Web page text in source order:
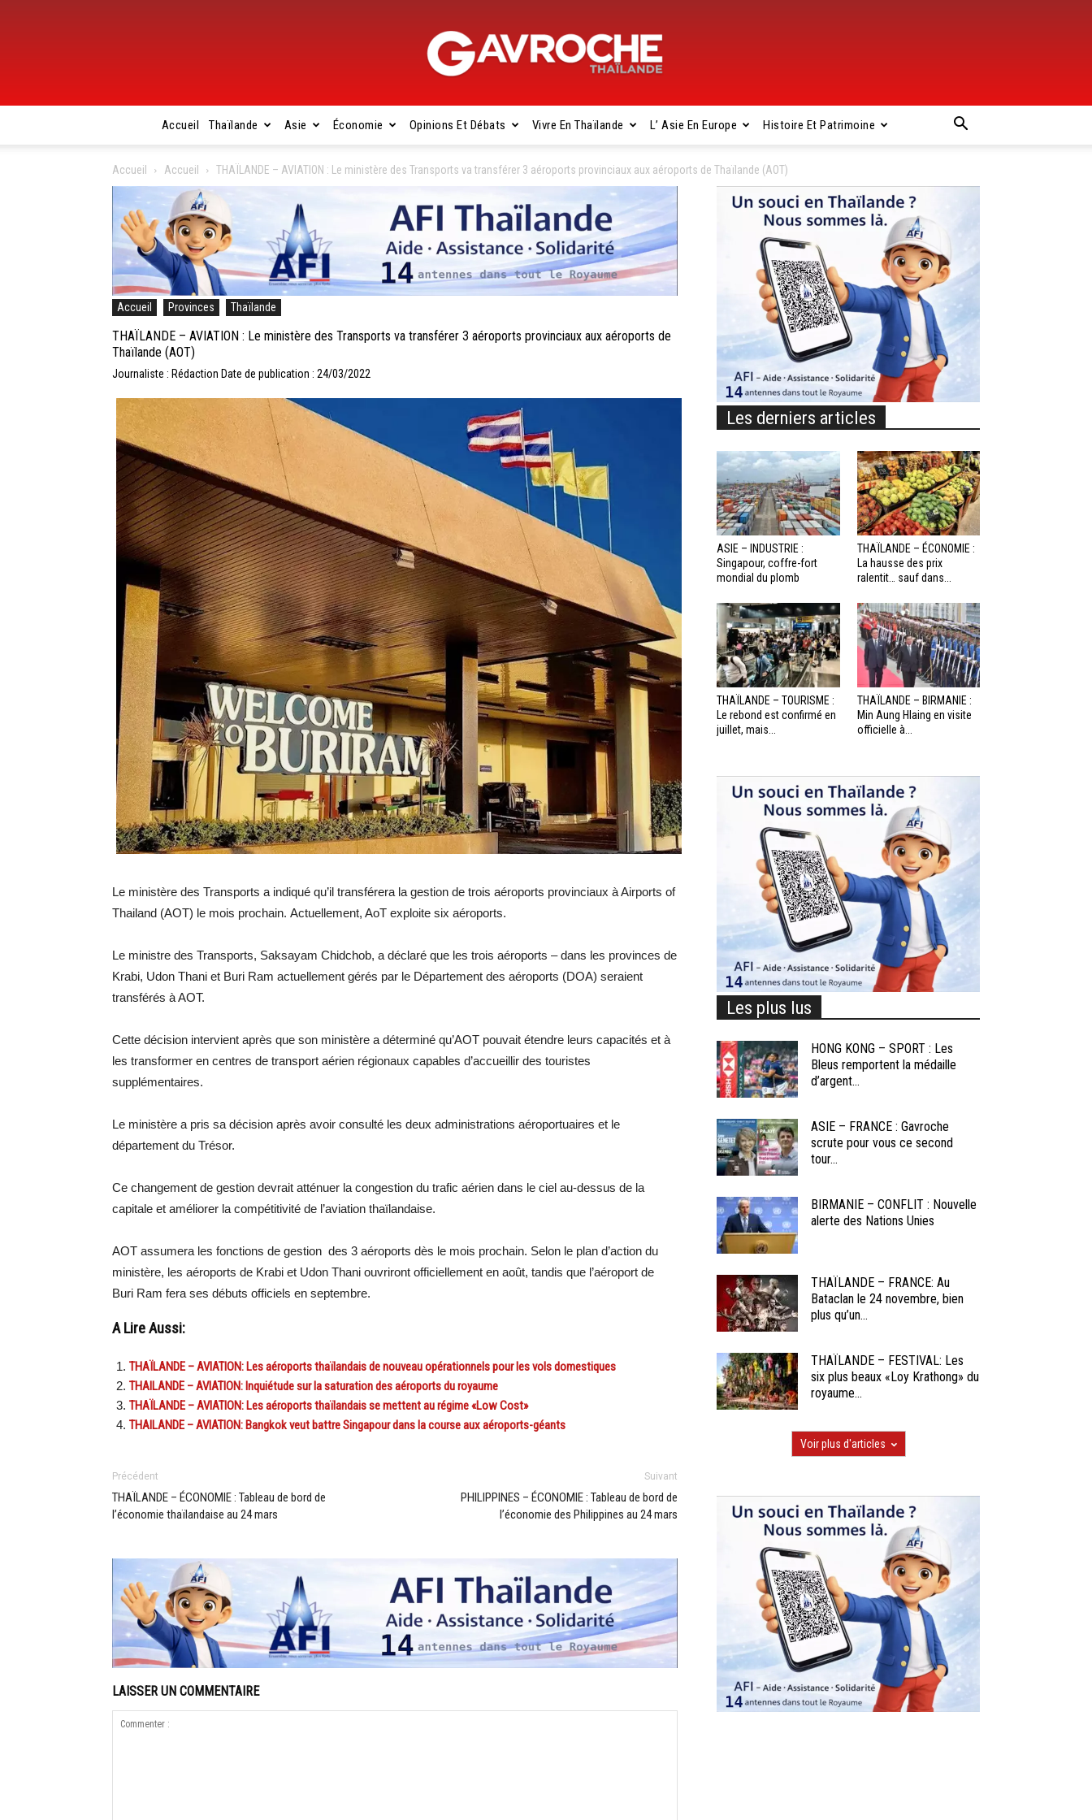
Gavroche
Thaïlande
Accueil Thaïlande Asie Économie Opinions Et Débats Vivre En Thaïlande L’ Asie En Europe Histoire Et Patrimoine
Accueil Accueil THAÏLANDE – AVIATION : Le ministère des Transports va transférer 3 aéroports provinciaux aux aéroports de Thaïlande (AOT)
Accueil Provinces Thaïlande
THAÏLANDE – AVIATION : Le ministère des Transports va transférer 3 aéroports provinciaux aux aéroports de
Thaïlande (AOT)
Journaliste : Rédaction Date de publication : 24/03/2022
Le ministère des Transports a indiqué qu’il transférera la gestion de trois aéroports provinciaux à Airports of
Thailand (AOT) le mois prochain. Actuellement, AoT exploite six aéroports.
Le ministre des Transports, Saksayam Chidchob, a déclaré que les trois aéroports – dans les provinces de
Krabi, Udon Thani et Buri Ram actuellement gérés par le Département des aéroports (DOA) seraient
transférés à AOT.
Cette décision intervient après que son ministère a déterminé qu’AOT pouvait étendre leurs capacités et à
les transformer en centres de transport aérien régionaux capables d’accueillir des touristes
supplémentaires.
Le ministère a pris sa décision après avoir consulté les deux administrations aéroportuaires et le
département du Trésor.
Ce changement de gestion devrait atténuer la congestion du trafic aérien dans le ciel au-dessus de la
capitale et améliorer la compétitivité de l’aviation thaïlandaise.
AOT assumera les fonctions de gestion des 3 aéroports dès le mois prochain. Selon le plan d’action du
ministère, les aéroports de Krabi et Udon Thani ouvriront officiellement en août, tandis que l’aéroport de
Buri Ram fera ses débuts officiels en septembre.
A Lire Aussi:
THAÏLANDE – AVIATION: Les aéroports thaïlandais de nouveau opérationnels pour les vols domestiques
THAILANDE – AVIATION: Inquiétude sur la saturation des aéroports du royaume
THAÏLANDE – AVIATION: Les aéroports thaïlandais se mettent au régime «Low Cost»
THAILANDE – AVIATION: Bangkok veut battre Singapour dans la course aux aéroports-géants
Précédent
THAÏLANDE – ÉCONOMIE : Tableau de bord de
l’économie thaïlandaise au 24 mars
Suivant
PHILIPPINES – ÉCONOMIE : Tableau de bord de
l’économie des Philippines au 24 mars
LAISSER UN COMMENTAIRE
Les derniers articles
ASIE – INDUSTRIE :
Singapour, coffre-fort
mondial du plomb
THAÏLANDE – ÉCONOMIE :
La hausse des prix
ralentit… sauf dans...
THAÏLANDE – TOURISME :
Le rebond est confirmé en
juillet, mais...
THAÏLANDE – BIRMANIE :
Min Aung Hlaing en visite
officielle à...
Les plus lus
HONG KONG – SPORT : Les
Bleus remportent la médaille
d’argent...
ASIE – FRANCE : Gavroche
scrute pour vous ce second
tour...
BIRMANIE – CONFLIT : Nouvelle
alerte des Nations Unies
THAÏLANDE – FRANCE: Au
Bataclan le 24 novembre, bien
plus qu’un...
THAÏLANDE – FESTIVAL: Les
six plus beaux «Loy Krathong» du
royaume...
Voir plus d'articles